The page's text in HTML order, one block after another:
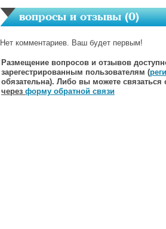
вопросы и отзывы (0)
Нет комментариев. Ваш будет первым!
Размещение вопросов и отзывов
зарегестрированным пользователям (
обязательна). Либо вы можете связаться
через форму обратной связи